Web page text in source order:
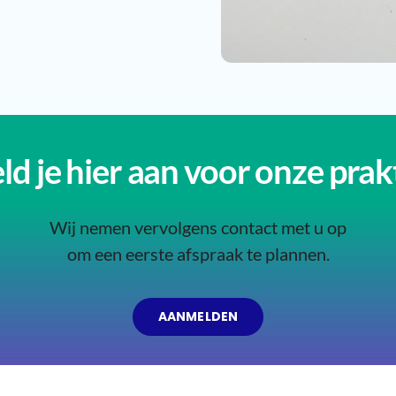
je hier aan voor onze
Wij nemen vervolgens contact met u op
om een eerste afspraak te plannen.
AANMELDEN